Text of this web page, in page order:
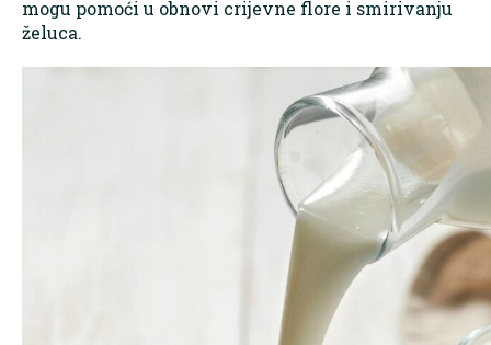
mogu pomoći u obnovi crijevne flore i smirivanju
želuca.